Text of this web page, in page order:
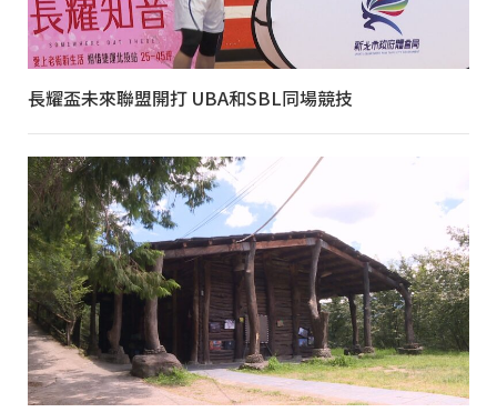
長耀盃未來聯盟開打 UBA和SBL同場競技